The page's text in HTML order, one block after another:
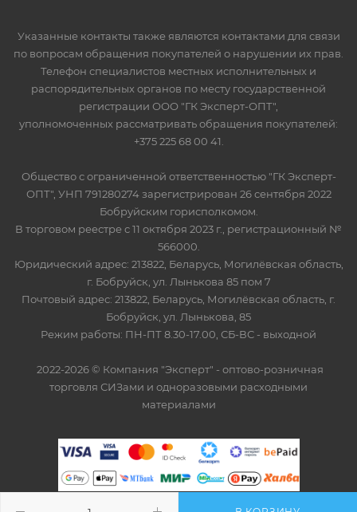
Указанные контакты также являются контактами для связи
по вопросам обращения покупателей о нарушении их прав.
Телефон специалистов местных исполнительных и
распорядительных органов по месту государственной
регистрации ООО "ГК Эксперт-ОПТ",
уполномоченных рассматривать обращения покупателей:
+375 225 68 00 41.
Общество с ограниченной ответственностью "ГК Эксперт-
ОПТ", УНП 791280274 зарегистрирован 26 сентября 2022
Бобруйским горисполкомом.
В торговом реестре с 11 октября 2023 г., регистрационный №
566000.
Юридический адрес: 213822, Беларусь, Могилёвская область,
г. Бобруйск, ул. Лынькова 85 пом 7
Почтовый адрес: 213822, Беларусь, Могилёвская область, г.
Бобруйск, ул. Лынькова, 85
Режим работы: ПН-ПТ 8.30-17.00, СБ-ВС - выходной
2022-2026 © Компания "Эксперт" - оптово-розничная
торговля СИЗами и одноразовыми расходными
материалами